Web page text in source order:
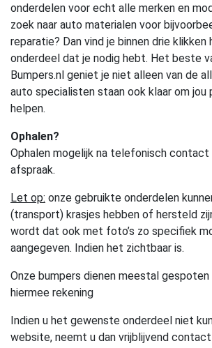
onderdelen voor echt alle merken en
zoek naar auto materialen voor
reparatie? Dan vind je binnen drie
onderdeel dat je nodig hebt. Het beste
Bumpers.nl geniet je niet alleen van de
auto specialisten staan ook klaar om jou
helpen.
Ophalen?
Ophalen mogelijk na telefonisch contact
afspraak.
Let op: onze gebruikte onderdelen
(transport) krasjes hebben of hersteld
wordt dat ook met foto’s zo specifiek
aangegeven. Indien het zichtbaar is.
Onze bumpers dienen meestal
hiermee rekening
Indien u het gewenste onderdeel niet
website, neemt u dan vrijblijvend